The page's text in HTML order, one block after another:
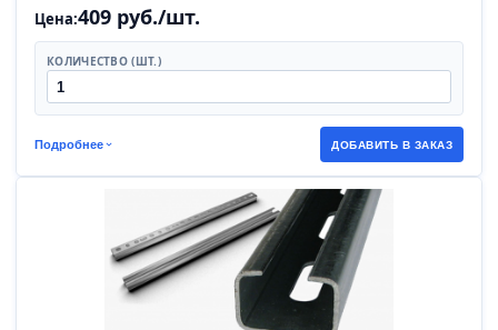
Цена:409 руб./шт.
КОЛИЧЕСТВО (ШТ.)
Подробнее ДОБАВИТЬ В ЗАКАЗ